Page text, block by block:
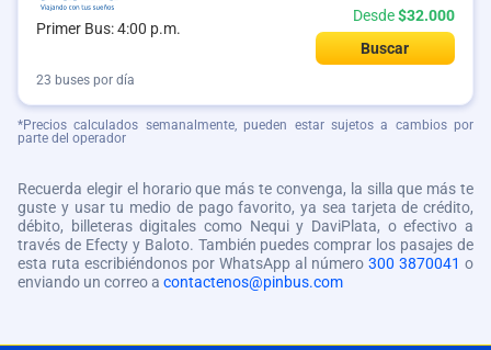
Primer Bus: 4:00 p.m.
Desde$32.000
Buscar
23 buses por día
*Precios calculados semanalmente, pueden estar sujetos a cambios por
parte del operador
Recuerda elegir el horario que más te convenga, la silla que más te
guste y usar tu medio de pago favorito, ya sea tarjeta de crédito,
débito, billeteras digitales como Nequi y DaviPlata, o efectivo a
través de Efecty y Baloto. También puedes comprar los pasajes de
esta ruta escribiéndonos por WhatsApp al número 300 3870041 o
enviando un correo a contactenos@pinbus.com